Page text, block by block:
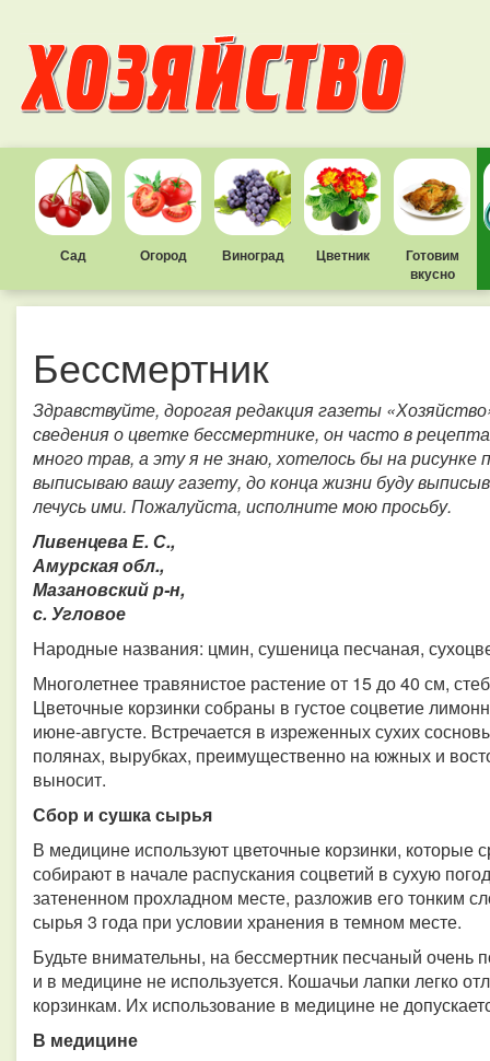
Сад Огород Виноград Цветник
Готовим
вкусно
Бессмертник
Здравствуйте, дорогая редакция газеты
сведения о цветке бессмертнике, он часто в
много трав, а эту я не знаю, хотелось бы на
выписываю вашу газету, до конца жизни буду
лечусь ими. Пожалуйста, исполните мою просьбу.
Ливенцева Е. С.,
Амурская обл.,
Мазановский р-н,
с. Угловое
Народные названия: цмин, сушеница песчаная,
Многолетнее травянистое растение от 15 до 40 см,
Цветочные корзинки собраны в густое соцветие
июне-августе. Встречается в изреженных сухих
полянах, вырубках, преимущественно на южных и
выносит.
Сбор и сушка сырья
В медицине используют цветочные корзинки, которые
собирают в начале распускания соцветий в сухую
затененном прохладном месте, разложив его тонким
сырья 3 года при условии хранения в темном месте.
Будьте внимательны, на бессмертник песчаный очень
и в медицине не используется. Кошачьи лапки легко
корзинкам. Их использование в медицине не
В медицине